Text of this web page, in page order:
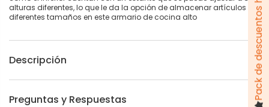
alturas diferentes, lo que le da la opción de almacenar artículos de
diferentes tamaños en este armario de cocina alto
Descripción
Preguntas y Respuestas